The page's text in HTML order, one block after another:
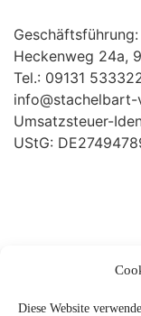
Diese Website
Geschäftsführung:
Heckenweg 24a,
Tel.: 09131
info@stachelbart-
Umsatzsteuer-
UStG: